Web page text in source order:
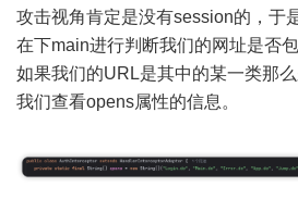
攻击视角肯定是没有session的，于
在下main进行判断我们的网址是否
如果我们的URL是其中的某一类那
我们查看opens属性的信息。